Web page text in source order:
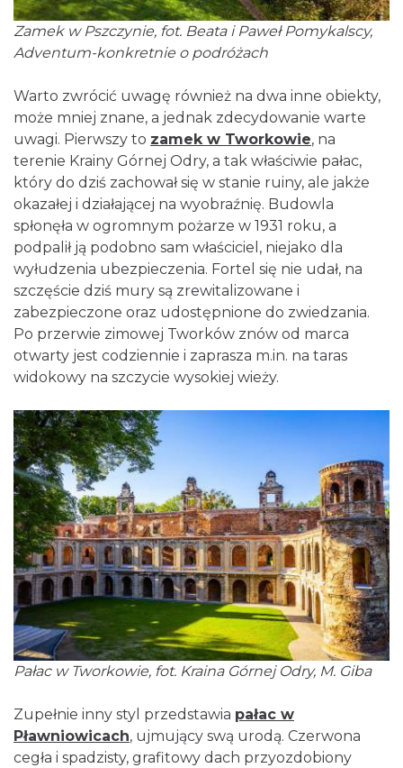
Zamek w Pszczynie, fot. Beata i Paweł Pomykalscy,
Adventum-konkretnie o podróżach
Warto zwrócić uwagę również na dwa inne obiekty,
może mniej znane, a jednak zdecydowanie warte
uwagi. Pierwszy to zamek w Tworkowie, na
terenie Krainy Górnej Odry, a tak właściwie pałac,
który do dziś zachował się w stanie ruiny, ale jakże
okazałej i działającej na wyobraźnię. Budowla
spłonęła w ogromnym pożarze w 1931 roku, a
podpalił ją podobno sam właściciel, niejako dla
wyłudzenia ubezpieczenia. Fortel się nie udał, na
szczęście dziś mury są zrewitalizowane i
zabezpieczone oraz udostępnione do zwiedzania.
Po przerwie zimowej Tworków znów od marca
otwarty jest codziennie i zaprasza m.in. na taras
widokowy na szczycie wysokiej wieży.
Pałac w Tworkowie, fot. Kraina Górnej Odry, M. Giba
Zupełnie inny styl przedstawia pałac w
Pławniowicach, ujmujący swą urodą. Czerwona
cegła i spadzisty, grafitowy dach przyozdobiony